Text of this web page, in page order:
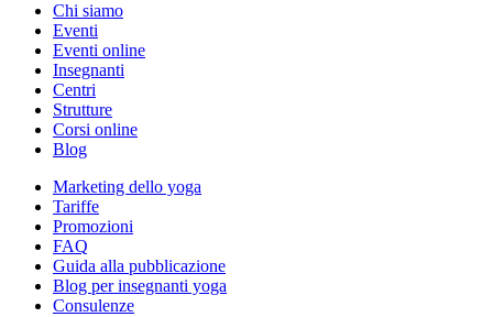
Chi siamo
Eventi
Eventi online
Insegnanti
Centri
Strutture
Corsi online
Blog
Marketing dello yoga
Tariffe
Promozioni
FAQ
Guida alla pubblicazione
Blog per insegnanti yoga
Consulenze